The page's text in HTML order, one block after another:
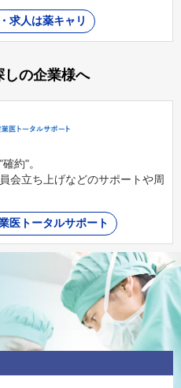
求人は薬キャリ
しの企業様へ
約"。
会立ち上げなどのサポートや周
医トータルサポート